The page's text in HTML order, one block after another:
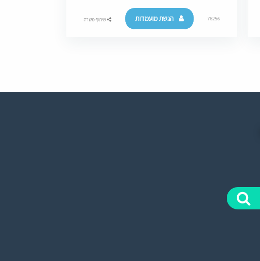
76256 הגשת מועמדות שיתוף משרה